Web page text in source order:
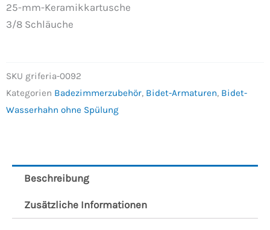
25-mm-Keramikkartusche
3/8 Schläuche
SKU griferia-0092
Kategorien Badezimmerzubehör, Bidet-Armaturen, Bidet-
Wasserhahn ohne Spülung
Beschreibung
Zusätzliche Informationen